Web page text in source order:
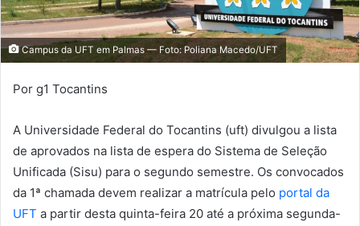
i
l
Campus da UFT em Palmas — Foto: Poliana Macedo/UFT
Por g1 Tocantins
A Universidade Federal do Tocantins (uft) divulgou a lista
de aprovados na lista de espera do Sistema de Seleção
Unificada (Sisu) para o segundo semestre. Os convocados
da 1ª chamada devem realizar a matrícula pelo portal da
UFT a partir desta quinta-feira 20 até a próxima segunda-